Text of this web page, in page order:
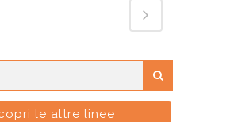
le altre linee